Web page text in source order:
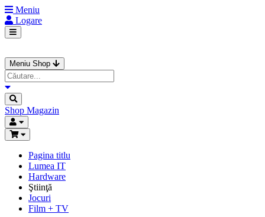
Meniu
Logare
Meniu Shop
Shop Magazin
Pagina titlu
Lumea IT
Hardware
Ştiinţă
Jocuri
Film + TV